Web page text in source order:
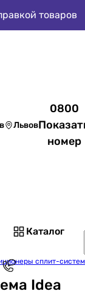
товаров
Львов
0800
номер
Каталог
сплит-
Idea